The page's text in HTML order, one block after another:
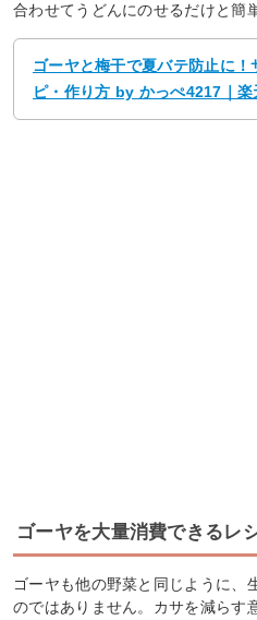
合わせてうどんにのせるだけと簡
ゴーヤと梅干で夏バテ防止に
ピ・作り方 by かっぺ4217｜楽
ゴーヤを大量消費できるレ
ゴーヤも他の野菜と同じように、
のではありません。カサを減らす